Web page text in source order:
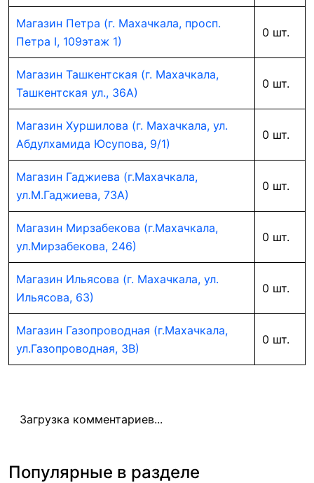
Магазин Петра (г. Махачкала, просп.
Петра I, 109этаж 1)
0 шт.
Магазин Ташкентская (г. Махачкала,
Ташкентская ул., 36А)
0 шт.
Магазин Хуршилова (г. Махачкала, ул.
Абдулхамида Юсупова, 9/1)
0 шт.
Магазин Гаджиева (г.Махачкала,
ул.М.Гаджиева, 73А)
0 шт.
Магазин Мирзабекова (г.Махачкала,
ул.Мирзабекова, 246)
0 шт.
Магазин Ильясова (г. Махачкала, ул.
Ильясова, 63)
0 шт.
Магазин Газопроводная (г.Махачкала,
ул.Газопроводная, 3В)
0 шт.
Загрузка комментариев...
Популярные в разделе